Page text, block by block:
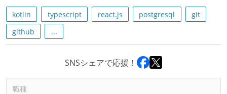
kotlin typescript react.js postgresql
git
github
...
SNSシェアで応援！
職種